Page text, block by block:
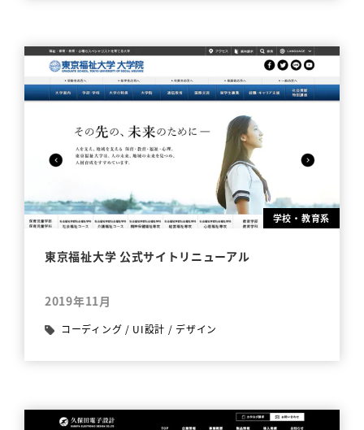
学校・教育系
東京福祉大学 公式サイトリニューアル
2019年11月
コーディング / UI設計 / デザイン